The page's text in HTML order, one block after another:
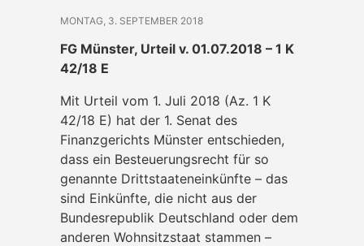
MONTAG, 3. SEPTEMBER 2018
FG Münster, Urteil v. 01.07.2018 – 1 K
42/18 E
Mit Urteil vom 1. Juli 2018 (Az. 1 K
42/18 E) hat der 1. Senat des
Finanzgerichts Münster entschieden,
dass ein Besteuerungsrecht für so
genannte Drittstaateneinkünfte – das
sind Einkünfte, die nicht aus der
Bundesrepublik Deutschland oder dem
anderen Wohnsitzstaat stammen –